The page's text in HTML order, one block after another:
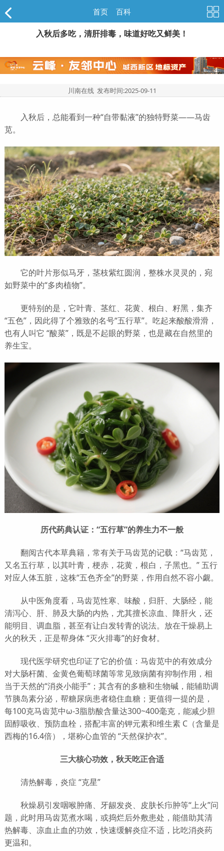
首页 百科
入秋后多吃，清肝排毒，味道好吃又鲜美！
川南在线 发布时间:2025-09-11
入秋后，总能看到一种“自带黏液”的独特野菜——马齿
苋。
它的叶片形似马牙，茎枝紫红圆润，整株水灵灵的，宛
如野菜中的“多肉植物”。
更特别的是，它叶青、茎红、花黄、根白、籽黑，集齐
“五色”，因此得了个雅致的名号“五行草”。吃起来酸酸滑滑，
也有人叫它 “酸菜”，既是不起眼的野菜，也是藏在自然里的
养生宝。
历代药典认证：“五行草”的养生力不一般
翻阅古代本草典籍，常有关于马齿苋的记载：“马齿苋，
又名五行草，以其叶青，梗赤，花黄，根白，子黑也。” 五行
对应人体五脏，这株“五色齐全”的野菜，作用自然不容小觑。
从中医角度看，马齿苋性寒、味酸，归肝、大肠经，能
清泻心、肝、肺及大肠的内热，尤其擅长凉血、降肝火，还
能明目、调血脂，甚至有让白发转青的说法。放在干燥易上
火的秋天，正是帮身体 “灭火排毒”的好食材。
现代医学研究也印证了它的价值：马齿苋中的有效成分
对大肠杆菌、金黄色葡萄球菌等常见致病菌有抑制作用，相
当于天然的“消炎小能手”；其含有的多糖和生物碱，能辅助调
节胰岛素分泌，帮糖尿病患者稳住血糖；更值得一提的是，
每100克马齿苋中ω-3脂肪酸含量达300~400毫克，能减少胆
固醇吸收、预防血栓，搭配丰富的钾元素和维生素 C（含量是
西梅的16.4倍），堪称心血管的 “天然保护衣”。
三大核心功效，秋天吃正合适
清热解毒，炎症 “克星”
秋燥易引发咽喉肿痛、牙龈发炎、皮肤长疖肿等“上火”问
题，此时用马齿苋煮水喝，或捣烂后外敷患处，能借助其清
热解毒、凉血止血的功效，快速缓解炎症不适，比吃消炎药
更温和。